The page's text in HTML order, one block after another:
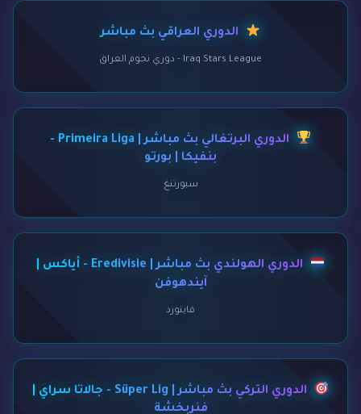
الدوري العراقي بث مباشر
Iraq Stars League - دوري نجوم العراق
الدوري البرتغالي بث مباشر | Primeira Liga -
بنفيكا | بورتو
سبورتنغ
الدوري الهولندي بث مباشر | Eredivisie - أياكس |
آيندهوفن
فاينورد
الدوري التركي بث مباشر | Süper Lig - جالاتا سراي |
فنربخشة